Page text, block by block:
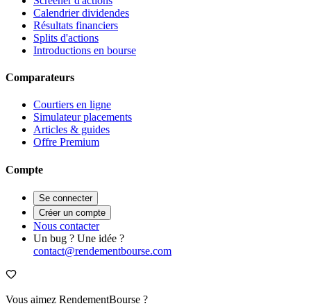
Calendrier dividendes
Résultats financiers
Splits d'actions
Introductions en bourse
Comparateurs
Courtiers en ligne
Simulateur placements
Articles & guides
Offre Premium
Compte
Se connecter
Créer un compte
Nous contacter
Un bug ? Une idée ?
contact@rendementbourse.com
Vous aimez RendementBourse ?